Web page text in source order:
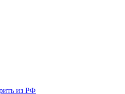
из РФ